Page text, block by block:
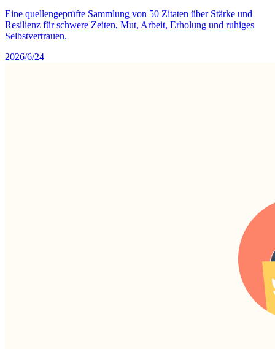
Eine quellengeprüfte Sammlung von 50 Zitaten über Stärke und
Resilienz für schwere Zeiten, Mut, Arbeit, Erholung und ruhiges
Selbstvertrauen.
2026/6/24